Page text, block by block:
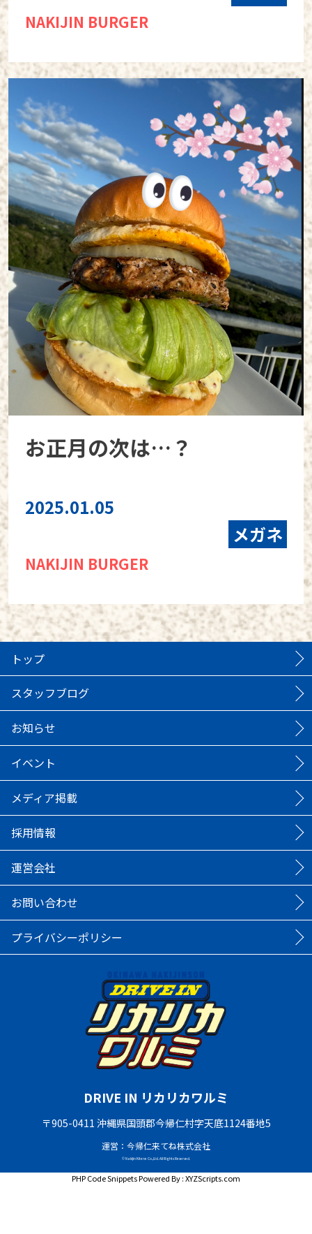
NAKIJIN BURGER
お正月の次は…？
2025.01.05
メガネ
NAKIJIN BURGER
トップ
スタッフブログ
お知らせ
イベント
メディア掲載
採用情報
運営会社
お問い合わせ
プライバシーポリシー
DRIVE IN リカリカワルミ
〒905-0411 沖縄県国頭郡今帰仁村字天底1124番地5
運営：今帰仁来てね株式会社
© Nakijin Kitene Co.,Ltd. All Rights Reserved.
PHP Code SnippetsPowered By :XYZScripts.com